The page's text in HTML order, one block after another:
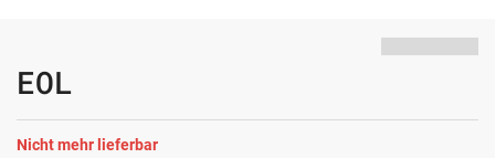
EOL
Nicht mehr lieferbar